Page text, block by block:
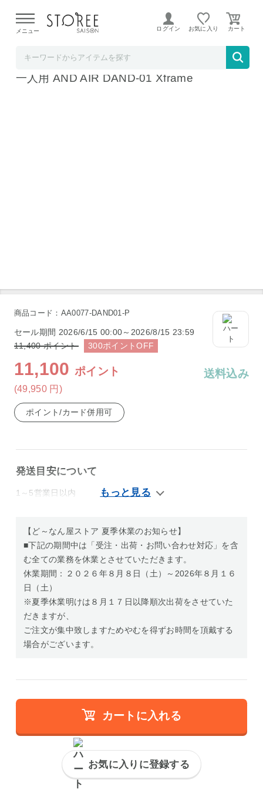
よる配送遅延が発生しております。
メニュー ログイン お気に入り
AND AIR 15分 組立設計 アウトドア テント
一人用 AND AIR DAND-01 Xframe
商品コード：AA0077-DAND01-P
セール期間 2026/6/15 00:00～2026/8/15 23:59
11,400ポイント 300ポイントOFF
11,100ポイント
(49,950 円 )
送料込み
ポイント/カード併用可
発送目安について
1～5営業日以内
【ど～なん屋ストア 夏季休業のお知らせ】
■下記の期間中は「受注・出荷・お問い合わせ対応」を含
む全ての業務を休業とさせていただきます。
休業期間：２０２６年８月８日（土）～2026年８月１６
日（土）
※夏季休業明けは８月１７日以降順次出荷をさせていた
だきますが、
ご注文が集中致しますためやむを得ずお時間を頂戴する
場合がございます。
カートに入れる
お気に入りに登録する